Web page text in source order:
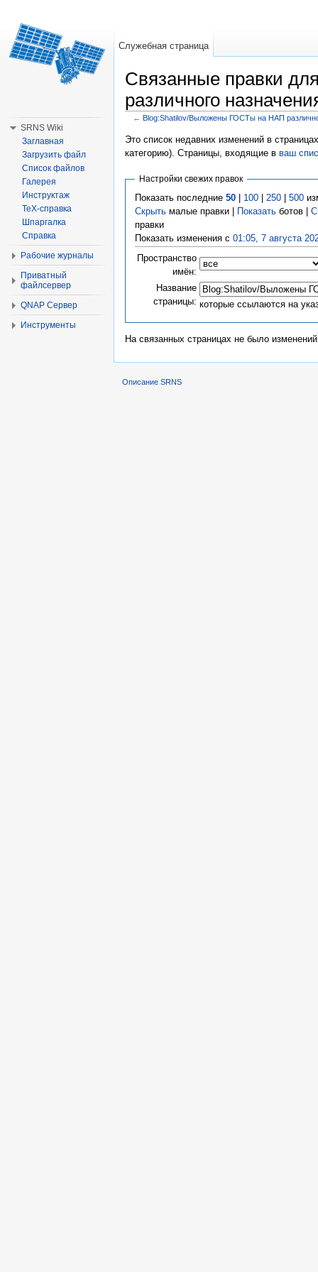
Связанные правки
различного
← Blog:Shatilov/Выложены ГОСТы на НАП
Это список недавних изменений в
категорию). Страницы, входящие в ваш
Настройки свежих правок
Показать последние 50| 100| 250| 500
Скрытьмалые правки | Показатьботов |
правки
Показать изменения с 01:05, 7 августа
Пространство
имён:
Название
страницы: которые ссылаются на
На связанных страницах не было
Служебная страница
SRNS Wiki
Заглавная
Загрузить файл
Список файлов
Галерея
Инструктаж
TeX-справка
Шпаргалка
Справка
Рабочие журналы
Приватный
файлсервер
QNAP Сервер
Инструменты
Описание SRNS